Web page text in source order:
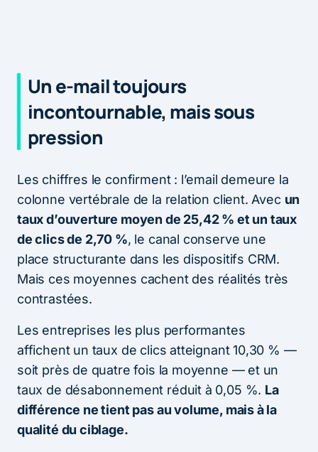
Un e-mail toujours
incontournable, mais sous
pression
Les chiffres le confirment : l’email demeure la
colonne vertébrale de la relation client. Avec un
taux d’ouverture moyen de 25,42 % et un taux
de clics de 2,70 %, le canal conserve une
place structurante dans les dispositifs CRM.
Mais ces moyennes cachent des réalités très
contrastées.
Les entreprises les plus performantes
affichent un taux de clics atteignant 10,30 % —
soit près de quatre fois la moyenne — et un
taux de désabonnement réduit à 0,05 %. La
différence ne tient pas au volume, mais à la
qualité du ciblage.